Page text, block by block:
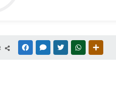
FACEBOOKMESSENGER
TWITTERWHATSAPP